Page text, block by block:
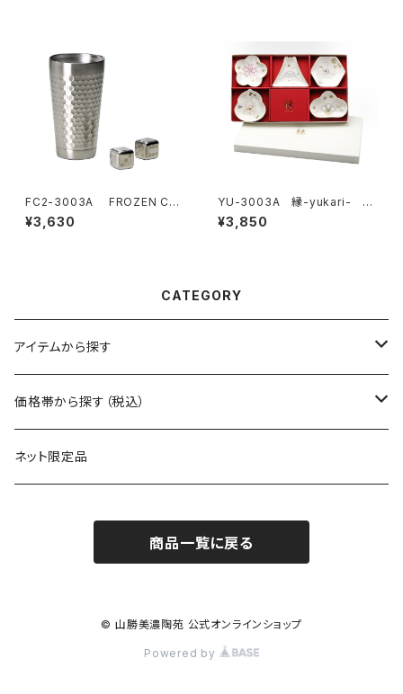
FC2-3003A FROZEN CU
BE 二重タンブラー＆キューブ
¥3,630
YU-3003A 縁-yukari- 五
様小皿揃
¥3,850
CATEGORY
アイテムから探す
マグ
保冷缶ホルダー
価格帯から探す（税込）
～550円
ネット限定品
商品一覧に戻る
© 山勝美濃陶苑 公式オンラインショップ
Powered by